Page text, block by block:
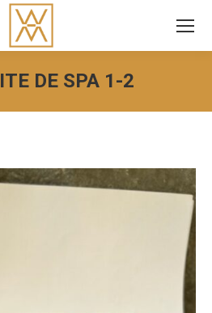
DE SPA 1-2
Vous êtes ici :